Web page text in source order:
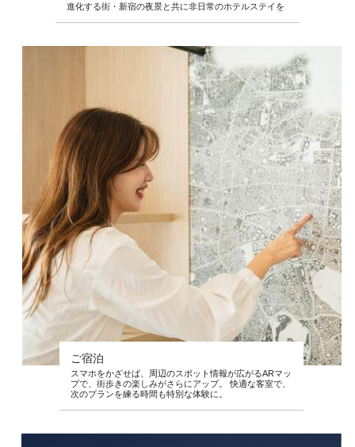
進化する街・新宿の夜景と共に非日常のホテルステイを
ご宿泊
スマホをかざせば、周辺のスポット情報が広がるARマッ
プで、街歩きの楽しみがさらにアップ。 快適な客室で、
次のプランを練る時間も特別な体験に。